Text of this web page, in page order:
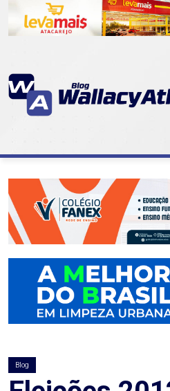
07
DE
ABASTECIMENTO
AÇÃO
SOCIAL
ADMINISTRAÇÃO
AGOSTO
ALEGRIA
Blog